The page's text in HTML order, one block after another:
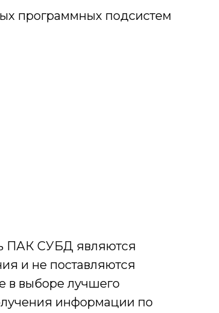
программных подсистем
ПАК СУБД являются
и не поставляются
в выборе лучшего
информации по